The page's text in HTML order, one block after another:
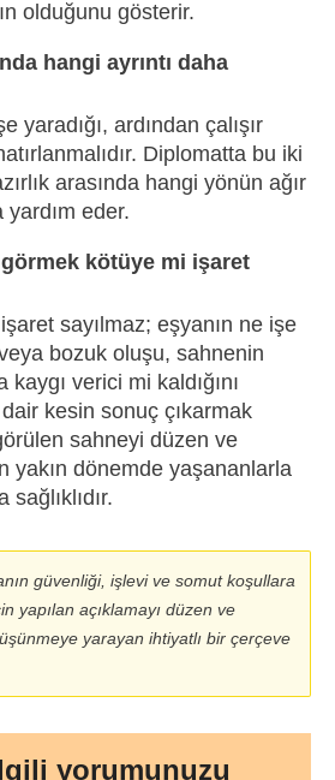
olduğunu gösterir.
hangi ayrıntı daha
yaradığı, ardından çalışır
Diplomatta bu iki
arasında hangi yönün ağır
yardım eder.
kötüye mi işaret
sayılmaz; eşyanın ne işe
veya bozuk oluşu, sahnenin
kaygı verici mi kaldığını
kesin sonuç çıkarmak
sahneyi düzen ve
yakın dönemde yaşananlarla
sağlıklıdır.
güvenliği, işlevi ve somut koşullara
yapılan açıklamayı düzen ve
yarayan ihtiyatlı bir çerçeve
yorumunuzu